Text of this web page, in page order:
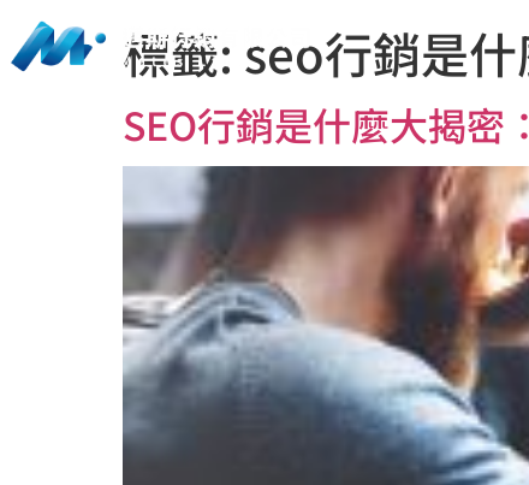
標籤: seo行銷是什
SEO行銷是什麼大揭密